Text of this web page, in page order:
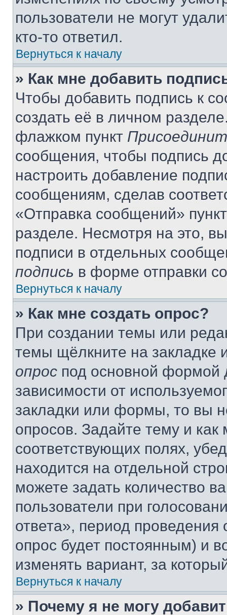
пользователи не могут
кто-то ответил.
Вернуться к началу
» Как мне добавить
Чтобы добавить подпись к
создать её в личном
флажком пункт
сообщения, чтобы подпись
настроить добавление
сообщениям, сделав
«Отправка сообщений»
разделе. Несмотря на это,
подписи в отдельных
подпись в форме отправки
Вернуться к началу
» Как мне создать опрос?
При создании темы или
темы щёлкните на
опрос под основной формой
зависимости от
закладки или формы, то вы
опросов. Задайте тему и
соответствующих полях,
находится на отдельной
можете задать количество
пользователи при
ответа», период проведения
опрос будет постоянным) и
изменять вариант, за
Вернуться к началу
» Почему я не могу